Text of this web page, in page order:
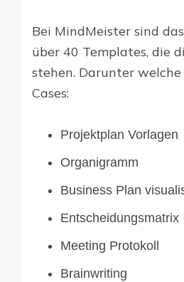
Bei MindMeister sind
über 40 Templates, die
stehen. Darunter
Cases:
Projektplan Vorlagen
Organigramm
Business Plan
Entscheidungsmatrix
Meeting Protokoll
Brainwriting